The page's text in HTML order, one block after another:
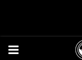
PRIMARY